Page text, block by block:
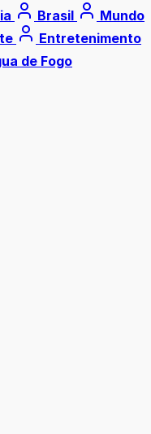
Brasil
Mundo
Entretenimento
de Fogo